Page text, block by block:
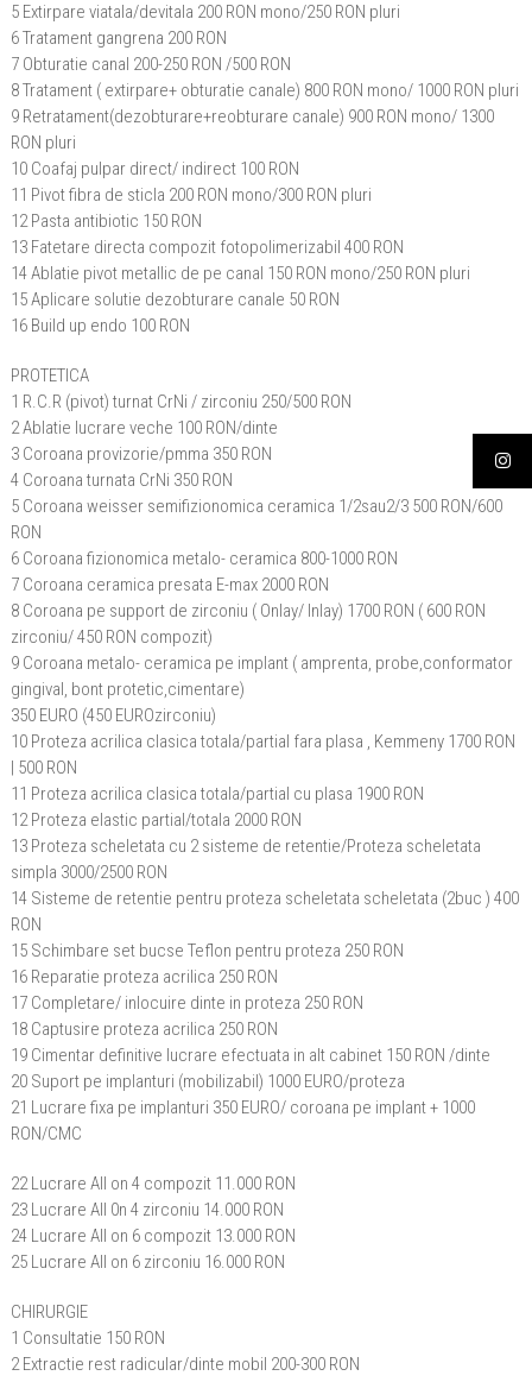
5 Extirpare viatala/devitala 200 RON mono/250 RON pluri
6 Tratament gangrena 200 RON
7 Obturatie canal 200-250 RON /500 RON
8 Tratament ( extirpare+ obturatie canale) 800 RON mono/ 1000 RON pluri
9 Retratament(dezobturare+reobturare canale) 900 RON mono/ 1300
RON pluri
10 Coafaj pulpar direct/ indirect 100 RON
11 Pivot fibra de sticla 200 RON mono/300 RON pluri
12 Pasta antibiotic 150 RON
13 Fatetare directa compozit fotopolimerizabil 400 RON
14 Ablatie pivot metallic de pe canal 150 RON mono/250 RON pluri
15 Aplicare solutie dezobturare canale 50 RON
16 Build up endo 100 RON
PROTETICA
1 R.C.R (pivot) turnat CrNi / zirconiu 250/500 RON
2 Ablatie lucrare veche 100 RON/dinte
3 Coroana provizorie/pmma 350 RON
4 Coroana turnata CrNi 350 RON
5 Coroana weisser semifizionomica ceramica 1/2sau2/3 500 RON/600
RON
6 Coroana fizionomica metalo- ceramica 800-1000 RON
7 Coroana ceramica presata E-max 2000 RON
8 Coroana pe support de zirconiu ( Onlay/ Inlay) 1700 RON ( 600 RON
zirconiu/ 450 RON compozit)
9 Coroana metalo- ceramica pe implant ( amprenta, probe,conformator
gingival, bont protetic,cimentare)
350 EURO (450 EUROzirconiu)
10 Proteza acrilica clasica totala/partial fara plasa , Kemmeny 1700 RON
| 500 RON
11 Proteza acrilica clasica totala/partial cu plasa 1900 RON
12 Proteza elastic partial/totala 2000 RON
13 Proteza scheletata cu 2 sisteme de retentie/Proteza scheletata
simpla 3000/2500 RON
14 Sisteme de retentie pentru proteza scheletata scheletata (2buc ) 400
RON
15 Schimbare set bucse Teflon pentru proteza 250 RON
16 Reparatie proteza acrilica 250 RON
17 Completare/ inlocuire dinte in proteza 250 RON
18 Captusire proteza acrilica 250 RON
19 Cimentar definitive lucrare efectuata in alt cabinet 150 RON /dinte
20 Suport pe implanturi (mobilizabil) 1000 EURO/proteza
21 Lucrare fixa pe implanturi 350 EURO/ coroana pe implant + 1000
RON/CMC
22 Lucrare All on 4 compozit 11.000 RON
23 Lucrare All 0n 4 zirconiu 14.000 RON
24 Lucrare All on 6 compozit 13.000 RON
25 Lucrare All on 6 zirconiu 16.000 RON
CHIRURGIE
1 Consultatie 150 RON
2 Extractie rest radicular/dinte mobil 200-300 RON